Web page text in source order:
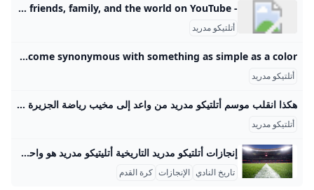
- YouTube Enjoy the videos and music you love, upload original content, and share it all with friends, family, and the world on YouTube.
أتلتيكو مدريد
Atlético Madrid Scores Stats and Highlights - ESPN Visit ESPN for Atlético Madrid live scores, video highlights, and latest news. Find standings and the full 2025-26 season schedule. Follow 0-2-1 17th in Spanish LALIGA Carlos Vicente’s penalty ensured Atlético Madrid wait for a first win of the new LaLiga season goes on after they were held to a 1-1 draw at Alavés.- 1d PA 1d SOCCER 2d Dale Johnson SOCCER 3d ESPN 3d Dale Johnson SOCCER How did soccer’s most storied clubs become synonymous with something as simple as a color?
أتلتيكو مدريد
هكذا انقلب موسم أتلتيكو مدريد من واعد إلى مخيب رياضة الجزيرة نت في غضون عدة أيام، بدا أن موسم أتلتيكو مدريد الواعد تحوّل لخيبة أمل كبرى، و”الأتلتي” الذي يؤدي بشكل جيد وبثقة كبيرة، كان يتطلع لمواصلة مشواره بأبطال أوروبا، مع تصدره الليغا وهو في موقف يمكنه المنافسة. list of 2 itemslist 1 of 2 شاهد نتيجة وملخص مباراة برشلونة ضد فاليكانو في الدوري الإسباني list 2 of 2 مبابي نجم ريال مدريد يقدم “دليلا” على صحة هدفه ضد مايوركا end of list
أتلتيكو مدريد
إنجازات أتلتيكو مدريد التاريخية أتليتيكو مدريد هو واحد من أعرق أندية كرة القدم الإسبانية، وتاريخ النادي يمتد لأكثر من قرن من الزمان منذ تأسيسه في 26 أبريل 1903 على يد طلاب من الباسك في مدريد. بدأ النادي كفرع لأتلتيك بيلباو، ولكنه سرعان ما تطور ليصبح من أعظم وأشهر أندية كرة القدم في إسبانيا وأوروبا. عرف عن أتليتيكو مدريد تقديمه أسلوبًا حماسيًا وأداءً قوياً، مما أكسبه قاعدة جماهيرية ضخمة في مدريد وخارجها. في فترة الأربعينيات وحتى السبعينيات، دخل النادي فترة ذهبية تميزت بتحقيق العديد من الألقاب، حيث توج ببطولة الدوري الإسباني 11 مرة في مواسم متنوعة منها 1939-40، 1965-66، و2020-21، رغم المنافسة الشرسة مع ريال مدريد وبرشلونة، كما نال لقب كأس ملك إسبانيا 10 مرات بين عامي 1960 و2013، مواكبة لفترات مؤثرة من تاريخ النادي.
تاريخ النادي الإنجازات كرة القدم